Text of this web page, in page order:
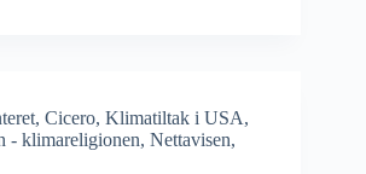
, Cicero, Klimatiltak i USA,
- klimareligionen, Nettavisen,